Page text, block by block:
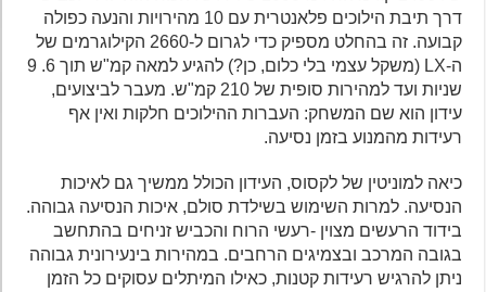
דרך תיבת הילוכים פלאנטרית עם 10 מהירויות והנעה כפולה
קבועה. זה בהחלט מספיק כדי לגרום ל-2660 הקילוגרמים של
ה-LX (משקל עצמי בלי כלום, כן?) להגיע למאה קמ"ש תוך 6. 9
שניות ועד למהירות סופית של 210 קמ"ש. מעבר לביצועים,
עידון הוא שם המשחק: העברות ההילוכים חלקות ואין אף
רעידות מהמנוע בזמן נסיעה.
כיאה למוניטין של לקסוס, העידון הכולל ממשיך גם לאיכות
הנסיעה. למרות השימוש בשילדת סולם, איכות הנסיעה גבוהה.
בידוד הרעשים מצוין -רעשי הרוח והכביש זניחים בהתחשב
בגובה המרכב ובצמיגים הרחבים. במהירות בינעירונית גבוהה
ניתן להרגיש רעידות קטנות, כאילו המיתלים עסוקים כל הזמן